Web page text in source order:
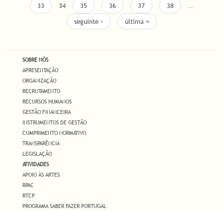
33
34 35 36 37 38
…
seguinte ›
última »
SOBRE NÓS
APRESENTAÇÃO
ORGANIZAÇÃO
RECRUTAMENTO
RECURSOS HUMANOS
GESTÃO FINANCEIRA
INSTRUMENTOS DE GESTÃO
CUMPRIMENTO NORMATIVO
TRANSPARÊNCIA
LEGISLAÇÃO
ATIVIDADES
APOIO ÀS ARTES
RPAC
RTCP
PROGRAMA SABER FAZER PORTUGAL